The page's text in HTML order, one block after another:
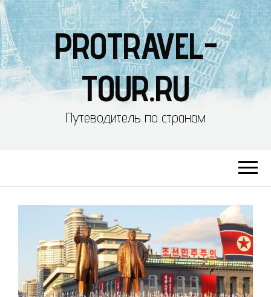
PROTRAVEL-
TOUR.RU
Путеводитель по странам